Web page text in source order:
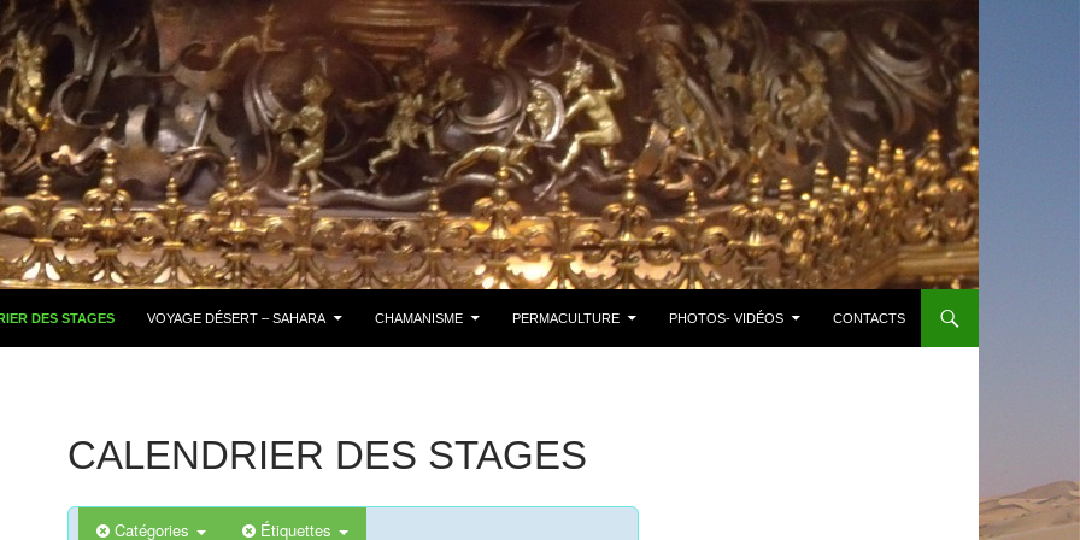
DES STAGES VOYAGE DÉSERT – SAHARA CHAMANISME PERMACULTURE PHOTOS- VIDÉOS CONTACTS
CALENDRIER DES STAGES
Catégories Étiquettes